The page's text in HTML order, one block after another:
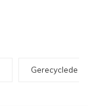
Gerecyclede